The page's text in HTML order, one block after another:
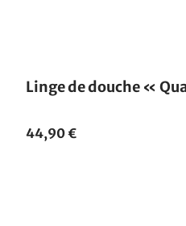
Linge de douche «
44,90 €